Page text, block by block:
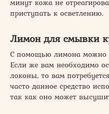
минут кожа не
приступать к осветлению.
Лимон для смывки
С помощью лимона можно
Если же вам необходимо
локоны, то вам
часто данное средство
так как оно может